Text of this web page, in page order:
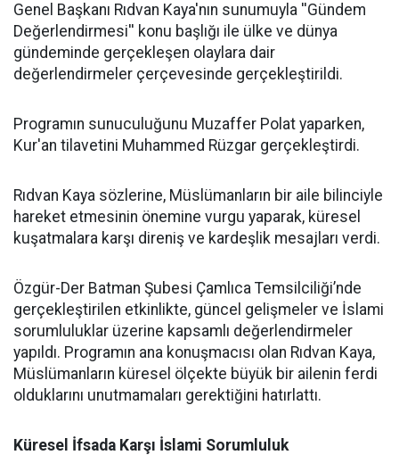
Genel Başkanı Rıdvan Kaya'nın sunumuyla ''Gündem
Değerlendirmesi'' konu başlığı ile ülke ve dünya
gündeminde gerçekleşen olaylara dair
değerlendirmeler çerçevesinde gerçekleştirildi.
Programın sunuculuğunu Muzaffer Polat yaparken,
Kur'an tilavetini Muhammed Rüzgar gerçekleştirdi.
Rıdvan Kaya sözlerine, Müslümanların bir aile bilinciyle
hareket etmesinin önemine vurgu yaparak, küresel
kuşatmalara karşı direniş ve kardeşlik mesajları verdi.
Özgür-Der Batman Şubesi Çamlıca Temsilciliği’nde
gerçekleştirilen etkinlikte, güncel gelişmeler ve İslami
sorumluluklar üzerine kapsamlı değerlendirmeler
yapıldı. Programın ana konuşmacısı olan Rıdvan Kaya,
Müslümanların küresel ölçekte büyük bir ailenin ferdi
olduklarını unutmamaları gerektiğini hatırlattı.
Küresel İfsada Karşı İslami Sorumluluk